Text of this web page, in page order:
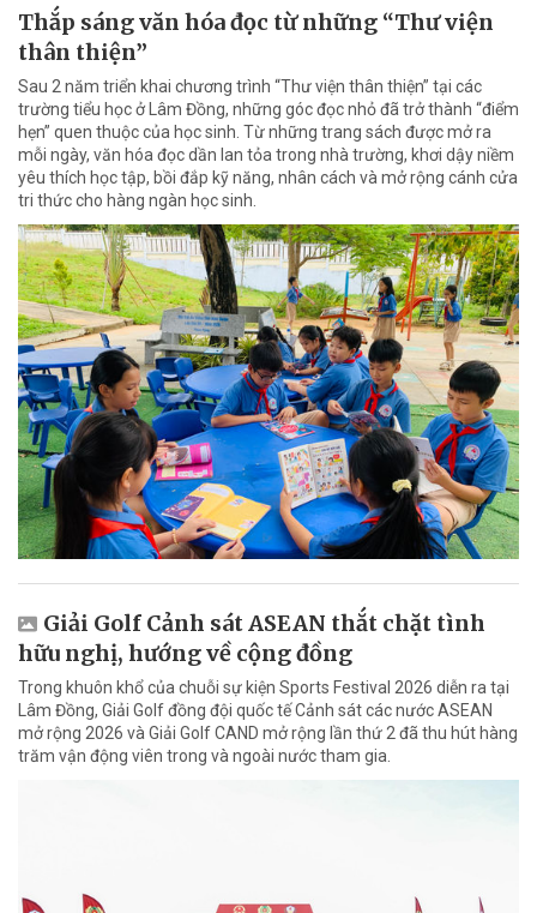
Thắp sáng văn hóa đọc từ những “Thư viện
thân thiện”
Sau 2 năm triển khai chương trình “Thư viện thân thiện” tại các
trường tiểu học ở Lâm Đồng, những góc đọc nhỏ đã trở thành “điểm
hẹn” quen thuộc của học sinh. Từ những trang sách được mở ra
mỗi ngày, văn hóa đọc dần lan tỏa trong nhà trường, khơi dậy niềm
yêu thích học tập, bồi đắp kỹ năng, nhân cách và mở rộng cánh cửa
tri thức cho hàng ngàn học sinh.
Giải Golf Cảnh sát ASEAN thắt chặt tình
hữu nghị, hướng về cộng đồng
Trong khuôn khổ của chuỗi sự kiện Sports Festival 2026 diễn ra tại
Lâm Đồng, Giải Golf đồng đội quốc tế Cảnh sát các nước ASEAN
mở rộng 2026 và Giải Golf CAND mở rộng lần thứ 2 đã thu hút hàng
trăm vận động viên trong và ngoài nước tham gia.